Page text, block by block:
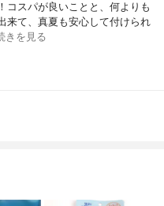
コスパが良いことと、何よりも
来て、真夏も安心して付けられ
きを見る